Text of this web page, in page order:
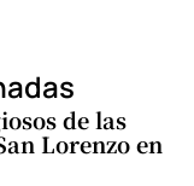
de las
Lorenzo en